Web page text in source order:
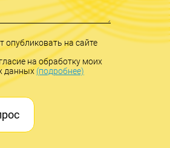
опубликовать на сайте
на обработку моих
данных(подробнее)